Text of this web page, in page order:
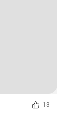
13